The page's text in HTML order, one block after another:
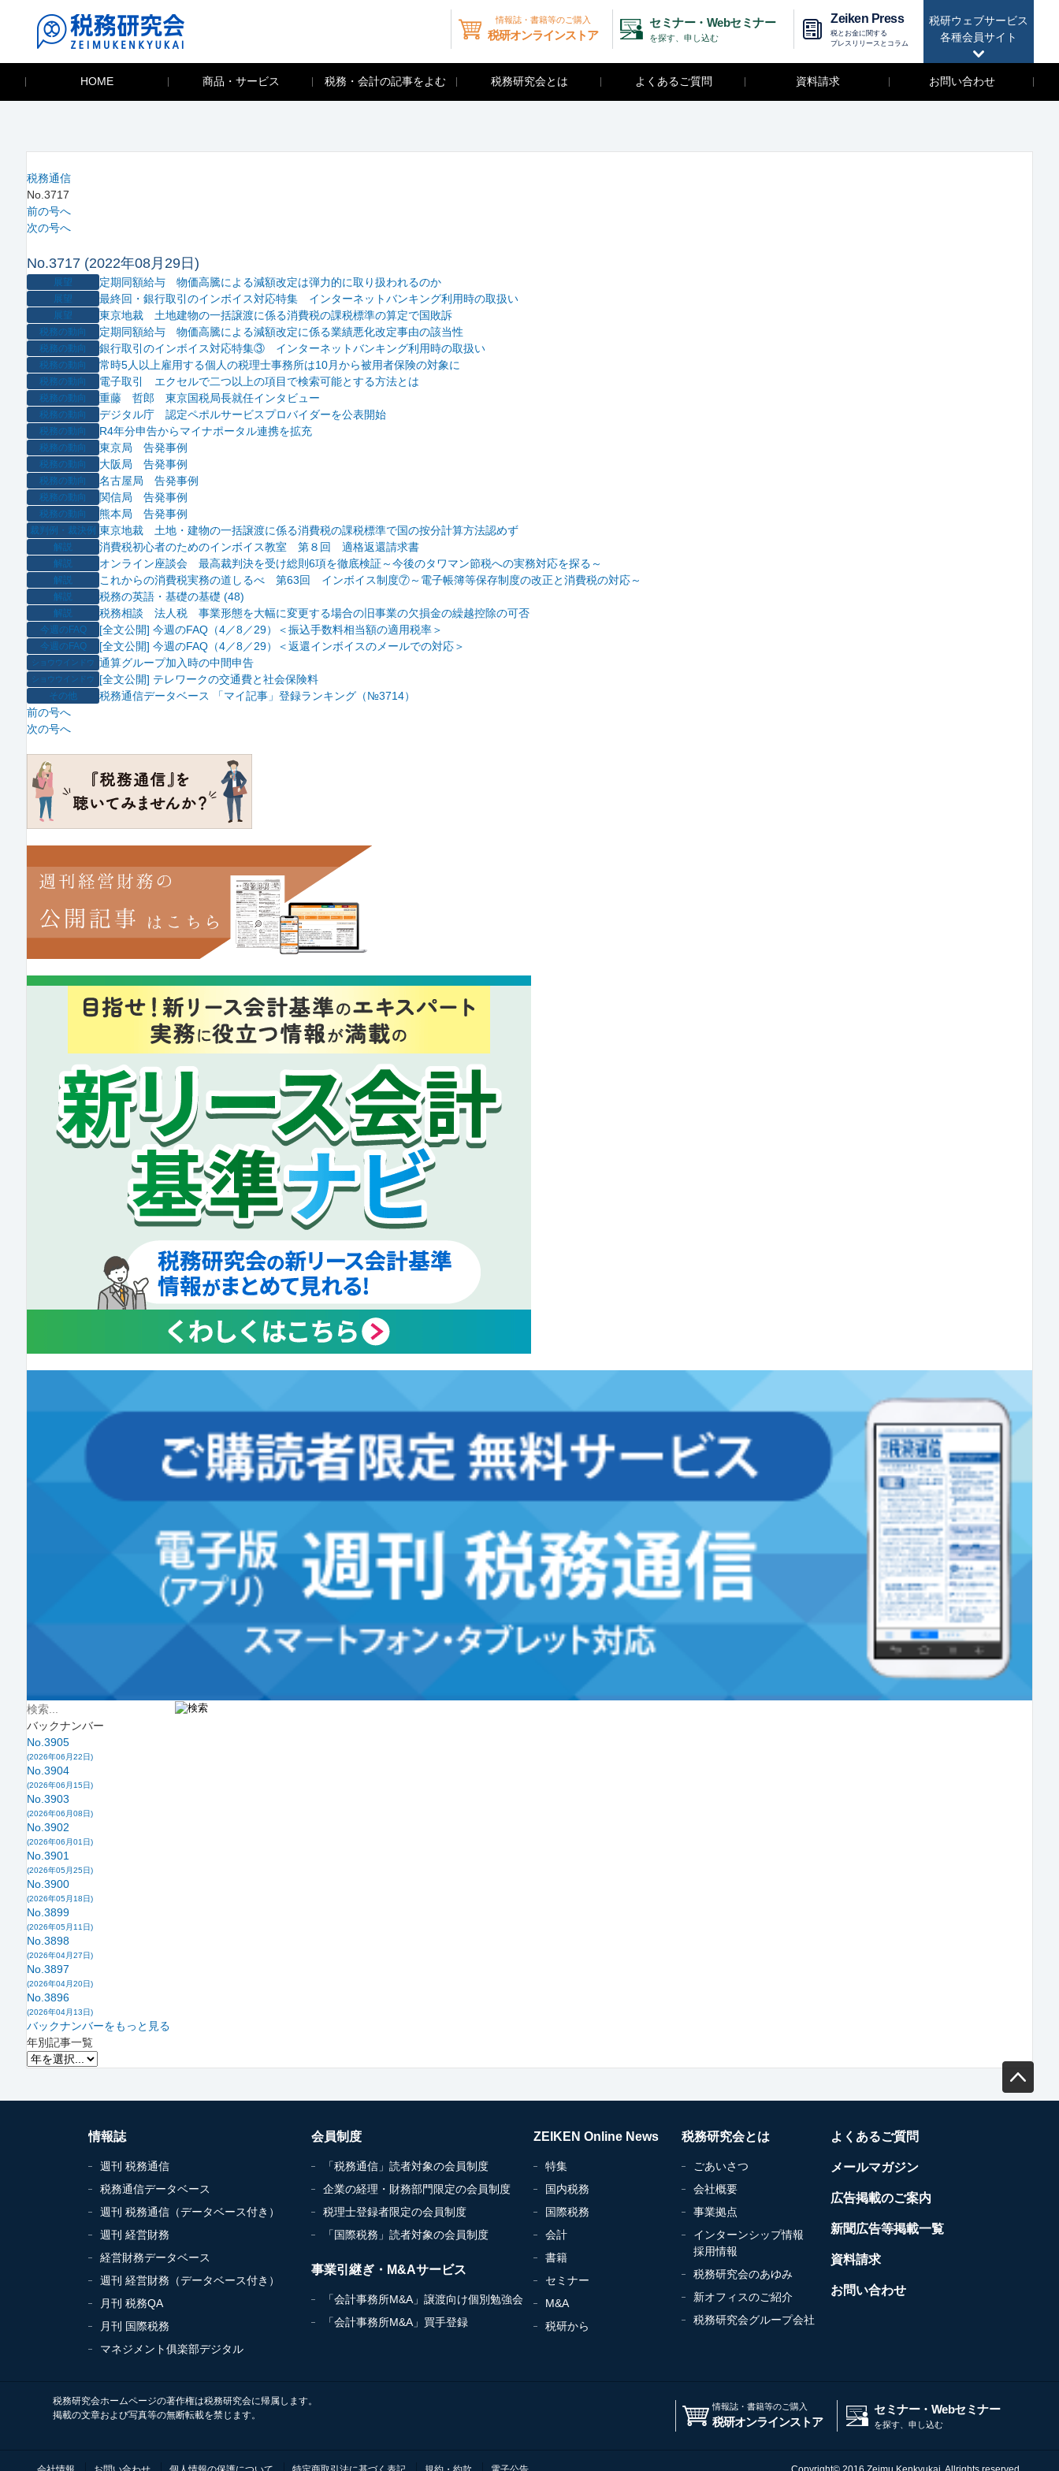
税研ウェブサービス
各種会員サイト
情報誌・書籍等のご購入
税研オンラインストア
セミナー・Webセミナー
を探す、申し込む
Zeiken Press
税とお金に関する
プレスリリースとコラム
HOME 商品・サービス 税務・会計の記事をよむ 税務研究会とは よくあるご質問 資料請求 お問い合わせ
税務通信
No.3717
前の号へ
次の号へ
No.3717 (2022年08月29日)
展望 定期同額給与 物価高騰による減額改定は弾力的に取り扱われるのか
展望 最終回・銀行取引のインボイス対応特集 インターネットバンキング利用時の取扱い
展望 東京地裁 土地建物の一括譲渡に係る消費税の課税標準の算定で国敗訴
税務の動向 定期同額給与 物価高騰による減額改定に係る業績悪化改定事由の該当性
税務の動向 銀行取引のインボイス対応特集③ インターネットバンキング利用時の取扱い
税務の動向 常時5人以上雇用する個人の税理士事務所は10月から被用者保険の対象に
税務の動向 電子取引 エクセルで二つ以上の項目で検索可能とする方法とは
税務の動向 重藤 哲郎 東京国税局長就任インタビュー
税務の動向 デジタル庁 認定ペポルサービスプロバイダーを公表開始
税務の動向 R4年分申告からマイナポータル連携を拡充
税務の動向 東京局 告発事例
税務の動向 大阪局 告発事例
税務の動向 名古屋局 告発事例
税務の動向 関信局 告発事例
税務の動向 熊本局 告発事例
裁判例・裁決例 東京地裁 土地・建物の一括譲渡に係る消費税の課税標準で国の按分計算方法認めず
解説 消費税初心者のためのインボイス教室 第８回 適格返還請求書
解説 オンライン座談会 最高裁判決を受け総則6項を徹底検証～今後のタワマン節税への実務対応を探る～
解説 これからの消費税実務の道しるべ 第63回 インボイス制度⑦～電子帳簿等保存制度の改正と消費税の対応～
解説 税務の英語・基礎の基礎 (48)
解説 税務相談 法人税 事業形態を大幅に変更する場合の旧事業の欠損金の繰越控除の可否
今週のFAQ [全文公開] 今週のFAQ（4／8／29）＜振込手数料相当額の適用税率＞
今週のFAQ [全文公開] 今週のFAQ（4／8／29）＜返還インボイスのメールでの対応＞
ショウウインドウ 通算グループ加入時の中間申告
ショウウインドウ [全文公開] テレワークの交通費と社会保険料
その他
税務通信データベース 「マイ記事」登録ランキング（№3714）
前の号へ
次の号へ
バックナンバー
No.3905
(2026年06月22日)
No.3904
(2026年06月15日)
No.3903
(2026年06月08日)
No.3902
(2026年06月01日)
No.3901
(2026年05月25日)
No.3900
(2026年05月18日)
No.3899
(2026年05月11日)
No.3898
(2026年04月27日)
No.3897
(2026年04月20日)
No.3896
(2026年04月13日)
バックナンバーをもっと見る
年別記事一覧
情報誌
週刊 税務通信
税務通信データベース
週刊 税務通信（データベース付き）
週刊 経営財務
経営財務データベース
週刊 経営財務（データベース付き）
月刊 税務QA
月刊 国際税務
マネジメント俱楽部デジタル
会員制度
「税務通信」読者対象の会員制度
企業の経理・財務部門限定の会員制度
税理士登録者限定の会員制度
「国際税務」読者対象の会員制度
事業引継ぎ・M&Aサービス
「会計事務所M&A」譲渡向け個別勉強会
「会計事務所M&A」買手登録
ZEIKEN Online News
特集
国内税務
国際税務
会計
書籍
セミナー
M&A
税研から
税務研究会とは
ごあいさつ
会社概要
事業拠点
インターンシップ情報
採用情報
税務研究会のあゆみ
新オフィスのご紹介
税務研究会グループ会社
よくあるご質問
メールマガジン
広告掲載のご案内
新聞広告等掲載一覧
資料請求
お問い合わせ
税務研究会ホームページの著作権は税務研究会に帰属します。
掲載の文章および写真等の無断転載を禁じます。
情報誌・書籍等のご購入
税研オンラインストア
セミナー・Webセミナー
を探す、申し込む